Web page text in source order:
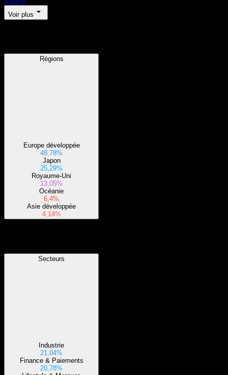
Voir plus
Régions
Europe développée
48,78%
Japon
25,29%
Royaume-Uni
13,05%
Océanie
6,4%
Asie développée
4,14%
Secteurs
Industrie
21,04%
Finance & Paiements
20,78%